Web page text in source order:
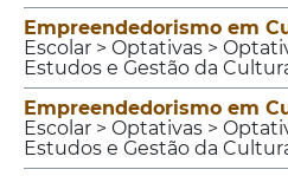
Empreendedorismo em
Escolar > Optativas >
Estudos e Gestão da
Empreendedorismo em
Escolar > Optativas >
Estudos e Gestão da